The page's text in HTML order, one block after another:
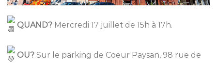
QUAND? Mercredi 17 juillet de 15h à 17h.
OU? Sur le parking de Coeur Paysan, 98 rue de